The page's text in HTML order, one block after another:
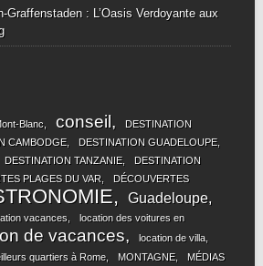
Graffenstaden : L’Oasis Verdoyante aux
Blanc conseil
DESTINATION
CAMBODGE
DESTINATION GUADELOUPE
DESTINATION TANZANIE
DESTINATION
PLAGES DU VAR
DÉCOUVERTES
Guadeloupe
vacances
location des voitures en
de vacances location de villa
quartiers à Rome MONTAGNE
MÉDIAS